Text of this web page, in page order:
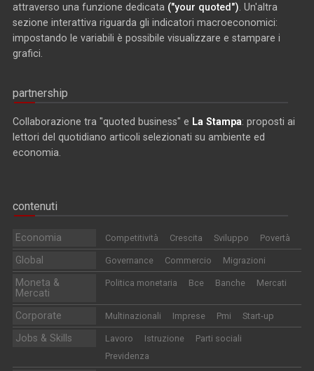
attraverso una funzione dedicata ("your quoted") . Un'altra
sezione interattiva riguarda gli indicatori macroeconomici:
impostando le variabili è possibile visualizzare e stampare i
grafici.
partnership
Collaborazione tra "quoted business" e La Stampa: proposti ai
lettori del quotidiano articoli selezionati su ambiente ed
economia.
contenuti
Economia Competitività Crescita Sviluppo Povertà
Global Governance Commercio Migrazioni
Moneta &
Mercati
Politica monetaria Bce Banche Mercati
Corporate Multinazionali Imprese Pmi Start-up
Jobs & Skills Lavoro Istruzione
Parti sociali
Previdenza